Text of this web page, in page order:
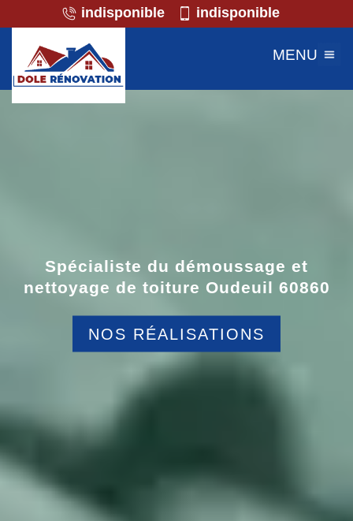
indisponible indisponible
MENU
Spécialiste du démoussage et
nettoyage de toiture Oudeuil 60860
NOS RÉALISATIONS